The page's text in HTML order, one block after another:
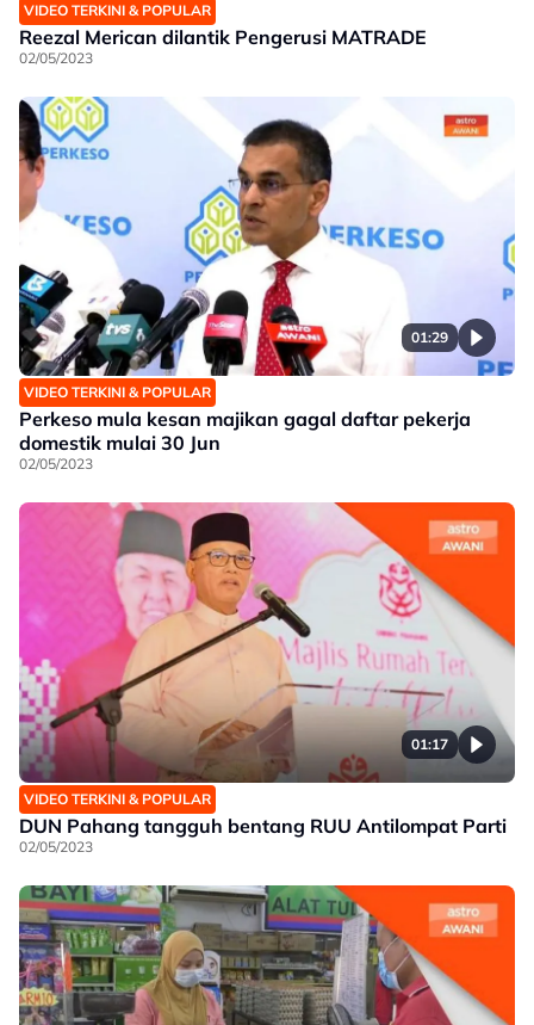
VIDEO TERKINI & POPULAR
Reezal Merican dilantik Pengerusi MATRADE
02/05/2023
01:29
VIDEO TERKINI & POPULAR
Perkeso mula kesan majikan gagal daftar pekerja
domestik mulai 30 Jun
02/05/2023
01:17
VIDEO TERKINI & POPULAR
DUN Pahang tangguh bentang RUU Antilompat Parti
02/05/2023